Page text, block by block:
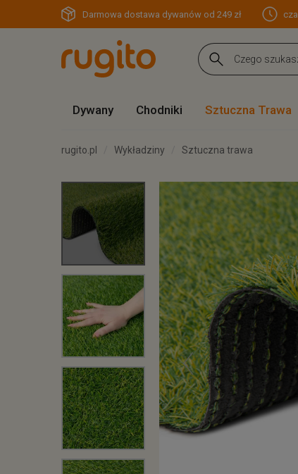
Darmowa dostawa dywanów od 249 zł
Dywany Chodniki Sztuczna Trawa
rugito.pl Wykładziny Sztuczna trawa